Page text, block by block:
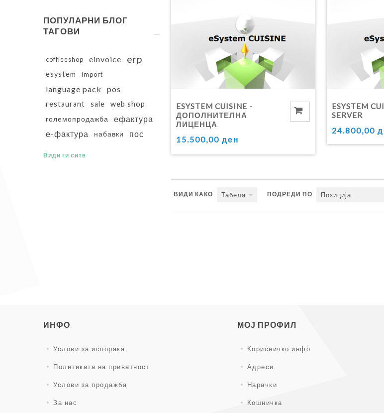
ESYSTEM CUISINE -
ДОПОЛНИТЕЛНА
ЛИЦЕНЦА
15.500,00 ден
ESYSTEM
SERVER
24.800,00
ВИДИ КАКО Табела ПОДРЕДИ ПО Позиција
ПОПУЛАРНИ БЛОГ
ТАГОВИ
coffieeshop einvoice erp
esystem import
language pack pos
restaurant sale
web shop
големопродажба
ефактура
е-фактура
набавки пос
Види ги сите
ИНФО
Услови за испорака
Политиката на приватност
Услови за продажба
За нас
МОЈ ПРОФИЛ
Корисничко инфо
Адреси
Нарачки
Кошничка